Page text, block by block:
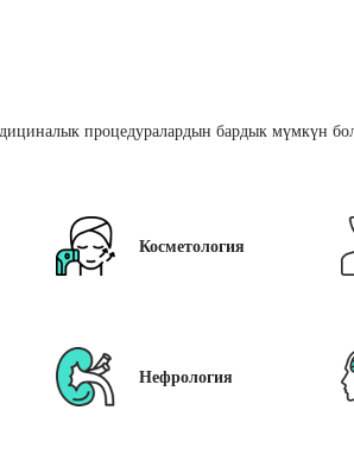
процедуралардын бардык мүмкүн
Косметология
Нефрология